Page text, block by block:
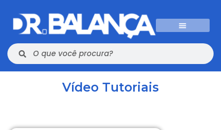
Vídeo Tutoriais​